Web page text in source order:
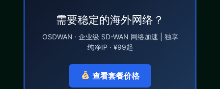
需要稳定的海外网络？
OSDWAN · 企业级 SD-WAN 网络加速 | 独享
纯净IP · ¥99起
查看套餐价格